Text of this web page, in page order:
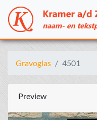
Gravoglas 4501
Preview